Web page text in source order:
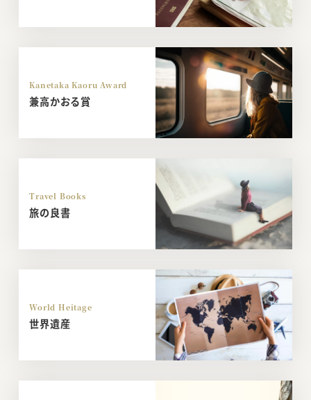
Kanetaka Kaoru Award
兼高かおる賞
Travel Books
旅の良書
World Heitage
世界遺産